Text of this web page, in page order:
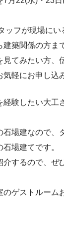
ッフが現場にい
築関係の方ま
てみたい方、
軽にお申し込
経験したい大工
石場建なので、
場建てです。
介するので、ぜ
ゲストルーム